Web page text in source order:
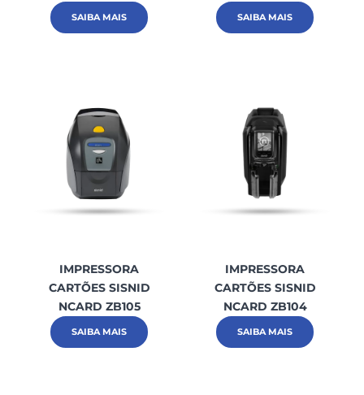
SAIBA MAIS SAIBA MAIS
IMPRESSORA
CARTÕES SISNID
NCARD ZB105
SAIBA MAIS
IMPRESSORA
CARTÕES SISNID
NCARD ZB104
SAIBA MAIS